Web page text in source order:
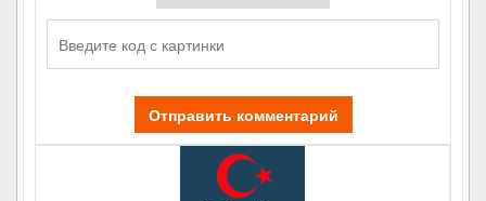
Отправить комментарий